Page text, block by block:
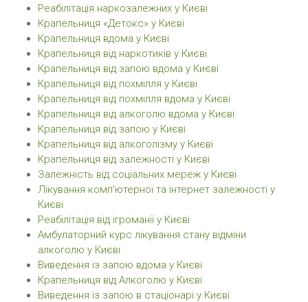
Реабілітація наркозалежних у Києві
Крапельниця «Детокс» у Києві
Крапельниця вдома у Києві
Крапельниця від наркотиків у Києві
Крапельниця від запою вдома у Києві
Крапельниця від похмілля у Києві
Крапельниця від похмілля вдома у Києві
Крапельниця від алкоголю вдома у Києві
Крапельниця від запою у Києві
Крапельниця від алкоголізму у Києві
Крапельниця від залежності у Києві
Залежність від соціальних мереж у Києві
Лікування комп'ютерної та інтернет залежності у
Києві
Реабілітація від ігроманії у Києві
Амбулаторний курс лікування стану відміни
алкоголю у Києві
Виведення із запою вдома у Києві
Крапельниця від Алкоголю у Києві
Виведення із запою в стаціонарі у Києві